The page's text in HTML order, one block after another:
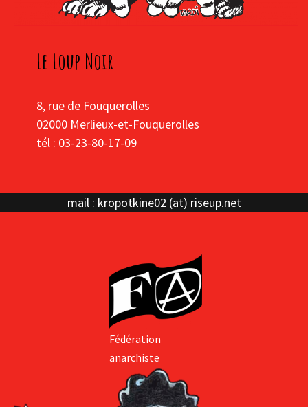
Le Loup Noir
8, rue de Fouquerolles
02000 Merlieux-et-Fouquerolles
tél : 03-23-80-17-09
mail : kropotkine02 (at) riseup.net
Fédération
anarchiste